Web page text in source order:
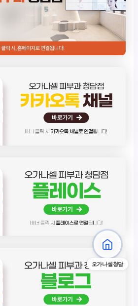
오가나셀청담